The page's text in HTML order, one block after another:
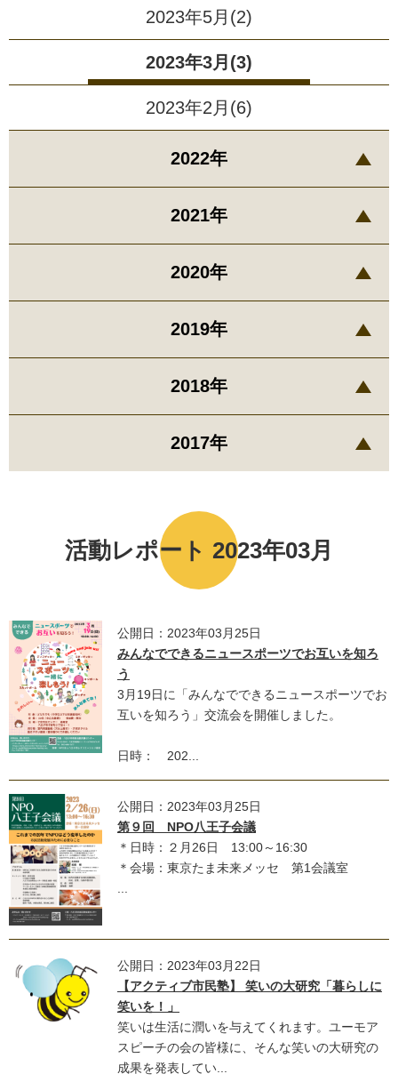
活動レポート 2023年03月
公開日：2023年03月25日
みんなでできるニュースポーツでお互いを知ろ
う
3月19日に「みんなでできるニュースポーツでお
互いを知ろう」交流会を開催しました。
日時： 202...
公開日：2023年03月25日
第９回 NPO八王子会議
＊日時：２月26日 13:00～16:30
＊会場：東京たま未来メッセ 第1会議室
公開日：2023年03月22日
【アクティブ市民塾】 笑いの大研究「暮らしに
笑いを！」
笑いは生活に潤いを与えてくれます。ユーモア
スピーチの会の皆様に、そんな笑いの大研究の
成果を発表してい...
2023年5月(2)
2023年3月(3)
2023年2月(6)
2022年
2021年
2020年
2019年
2018年
2017年